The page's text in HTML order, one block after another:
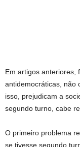
Em artigos anteriores,
antidemocráticas, não
isso, prejudicam a
segundo turno, cabe
O primeiro problema
se tivesse segundo